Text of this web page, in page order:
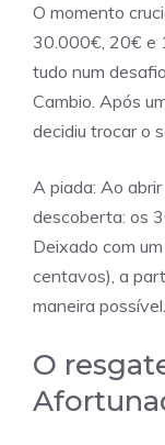
O momento
30.000€, 20€ e
tudo num
Cambio. Após
decidiu trocar o
A piada: Ao
descoberta: os
Deixado com
centavos), a
maneira possível.
O